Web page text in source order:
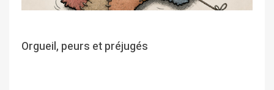
Orgueil, peurs et préjugés